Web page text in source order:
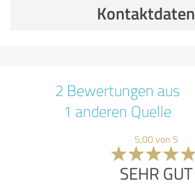
Kontaktdaten
2 Bewertungen aus
1 anderen Quelle
5,00 von 5
SEHR GUT